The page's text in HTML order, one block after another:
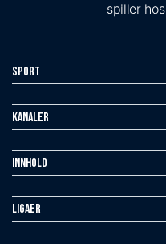
spiller
Sport
Kanaler
Innhold
Ligaer